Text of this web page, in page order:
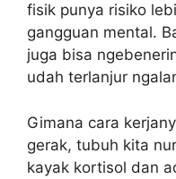
fisik punya risiko
gangguan mental.
juga bisa
udah terlanjur
Gimana cara
gerak, tubuh kita
kayak kortisol dan